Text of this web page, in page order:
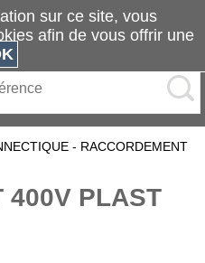
- RACCORDEMENT
400V PLAST
sur ce site, vous
afin de vous offrir une